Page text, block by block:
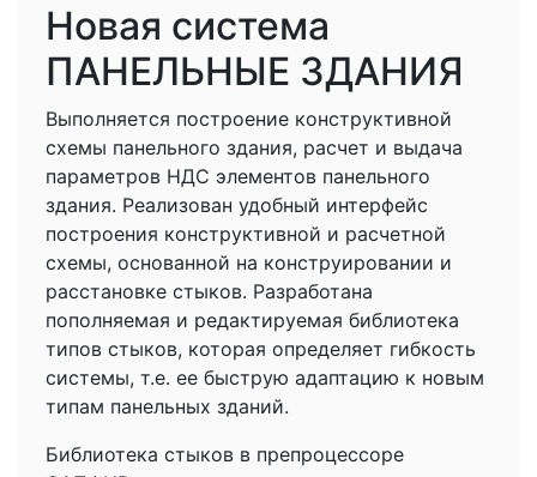
Новая система
ПАНЕЛЬНЫЕ ЗДАНИЯ
Выполняется построение конструктивной
схемы панельного здания, расчет и выдача
параметров НДС элементов панельного
здания. Реализован удобный интерфейс
построения конструктивной и расчетной
схемы, основанной на конструировании и
расстановке стыков. Разработана
пополняемая и редактируемая библиотека
типов стыков, которая определяет гибкость
системы, т.е. ее быструю адаптацию к новым
типам панельных зданий.
Библиотека стыков в препроцессоре